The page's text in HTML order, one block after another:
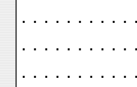
. . . . . . . . . .
. . . . . . . . . .
. . . . . . . . . .